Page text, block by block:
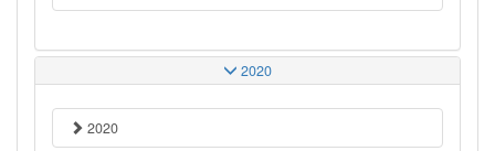
2020
2020